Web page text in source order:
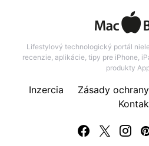
Lifestylový technologický portál
recenzie, aplikácie, tipy pre iPhone,
produkty
Inzercia
Zásady